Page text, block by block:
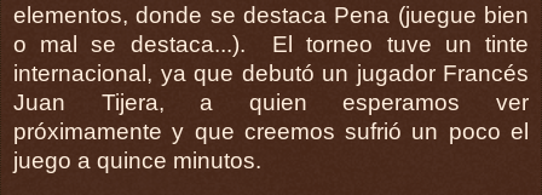
elementos, donde se destaca Pena (juegue bien
o mal se destaca...). El torneo tuve un tinte
internacional, ya que debutó un jugador Francés
Juan Tijera, a quien esperamos ver
próximamente y que creemos sufrió un poco el
juego a quince minutos.